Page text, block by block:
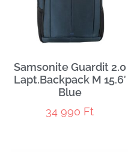
Samsonite Guardit 2.0
Lapt.Backpack M 15.6′
Blue
34 990 Ft